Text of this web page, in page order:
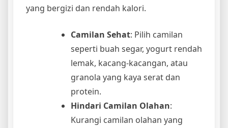
yang bergizi dan rendah kalori.
Camilan Sehat: Pilih camilan
seperti buah segar, yogurt rendah
lemak, kacang-kacangan, atau
granola yang kaya serat dan
protein.
Hindari Camilan Olahan:
Kurangi camilan olahan yang